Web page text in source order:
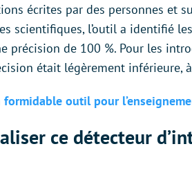
écrites par des personnes et
scientifiques, l’outil a identifié
précision de 100 %. Pour les
était légèrement inférieure,
formidable outil pour
ce détecteur